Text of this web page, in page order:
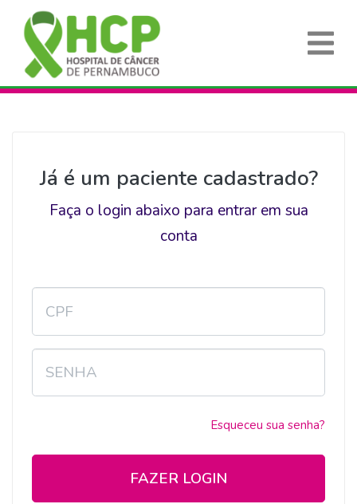
Já é um paciente cadastrado?
Faça o login abaixo para entrar em sua
conta
Esqueceu sua senha?
FAZER LOGIN